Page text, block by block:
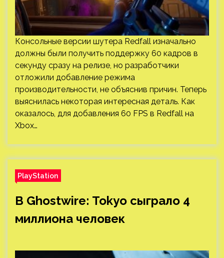
Консольные версии шутера Redfall изначально
должны были получить поддержку 60 кадров в
секунду сразу на релизе, но разработчики
отложили добавление режима
производительности, не объяснив причин. Теперь
выяснилась некоторая интересная деталь. Как
оказалось, для добавления 60 FPS в Redfall на
Xbox…
PlayStation
В Ghostwire: Tokyo сыграло 4
миллиона человек